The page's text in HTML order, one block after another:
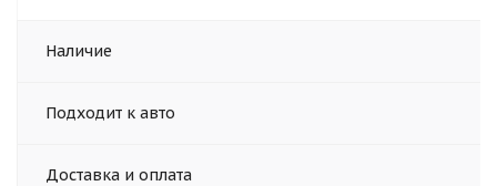
Наличие
Подходит к авто
Доставка и оплата